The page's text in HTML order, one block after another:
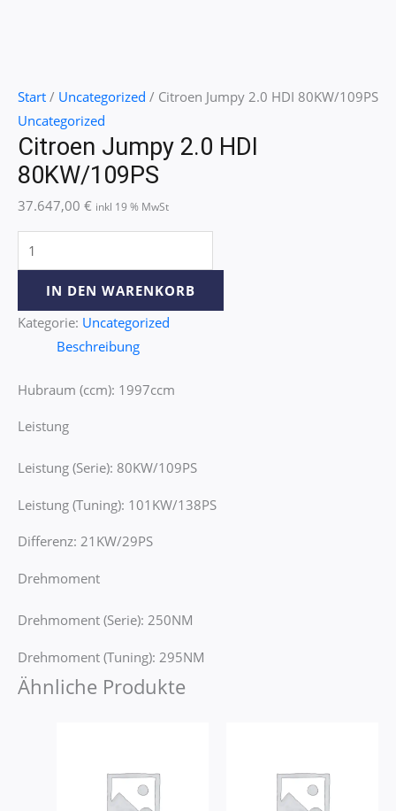
Start / Uncategorized / Citroen Jumpy 2.0 HDI 80KW/109PS
Uncategorized
Citroen Jumpy 2.0 HDI
80KW/109PS
37.647,00 € inkl 19 % MwSt
IN DEN WARENKORB
Kategorie: Uncategorized
Beschreibung
Hubraum (ccm): 1997ccm
Leistung
Leistung (Serie): 80KW/109PS
Leistung (Tuning): 101KW/138PS
Differenz: 21KW/29PS
Drehmoment
Drehmoment (Serie): 250NM
Drehmoment (Tuning): 295NM
Ähnliche Produkte